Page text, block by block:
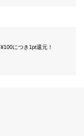
につき1pt還元！